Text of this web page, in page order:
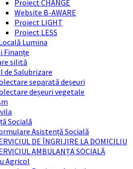
Proiect CHANGE
Website B-AWARE
Proiect LIGHT
Proiect LESS
Lumina
Finanțe
silită
de Salubrizare
separată deșeuri
deșeuri vegetale
Socială
Asistență Socială
DE ÎNGRIJIRE LA DOMICILIU
AMBULANȚA SOCIALĂ
Agricol